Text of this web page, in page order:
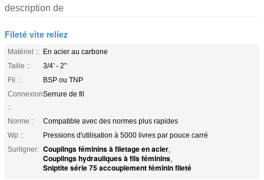
description de
Fileté vite reliez
Matériel :: En acier au carbone
Taille ::
3/4' - 2"
Fil ::
BSP ou TNP
Connexion
::
Serrure de fil
Norme ::
Compatible avec des normes plus rapides
Wp ::
Pressions d'utilisation à 5000 livres par pouce carré
Surligner: Couplings féminins à filetage en acier,
Couplings hydrauliques à fils féminins,
Sniptite série 75 accouplement féminin fileté